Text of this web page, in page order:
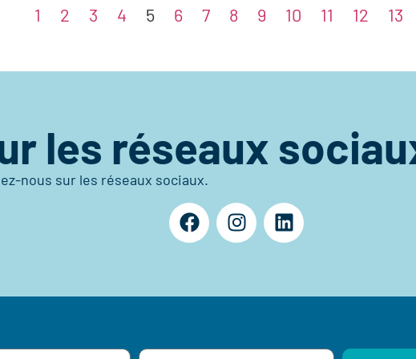
1 2 3 4 5 6 7 8 9 10 11 12 13
les réseaux
nous sur les réseaux sociaux.